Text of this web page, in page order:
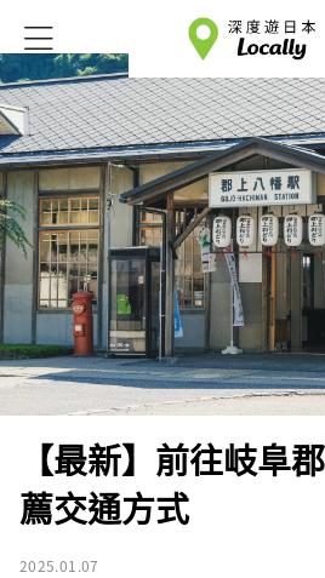
【最新】前往岐阜
薦交通方式
2025.01.07